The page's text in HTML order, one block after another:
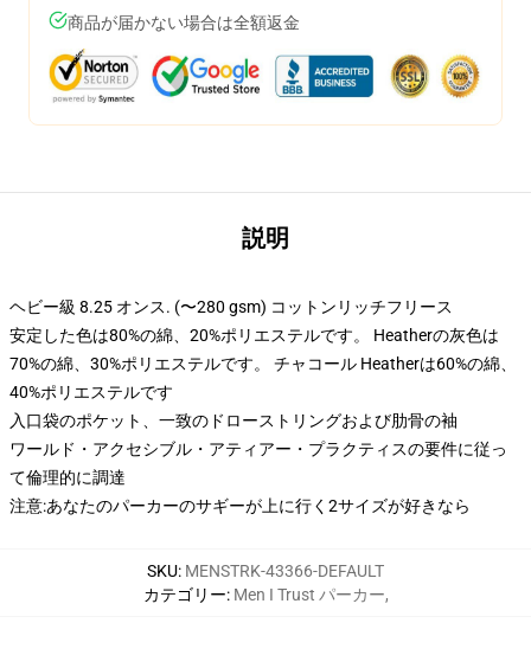
商品が届かない場合は全額返金
説明
ヘビー級 8.25 オンス. (〜280 gsm) コットンリッチフリース
安定した色は80%の綿、20%ポリエステルです。 Heatherの灰色は
70%の綿、30%ポリエステルです。 チャコール Heatherは60%の綿、
40%ポリエステルです
入口袋のポケット、一致のドローストリングおよび肋骨の袖
ワールド・アクセシブル・アティアー・プラクティスの要件に従っ
て倫理的に調達
注意:あなたのパーカーのサギーが上に行く2サイズが好きなら
SKU: MENSTRK-43366-DEFAULT
カテゴリー: Men I Trust パーカー,